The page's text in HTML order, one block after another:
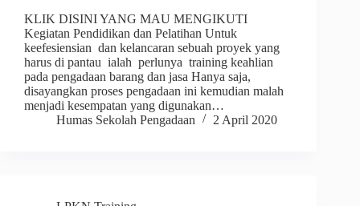
KLIK DISINI YANG MAU MENGIKUTI
Kegiatan Pendidikan dan Pelatihan Untuk
keefesiensian dan kelancaran sebuah proyek yang
harus di pantau ialah perlunya training keahlian
pada pengadaan barang dan jasa Hanya saja,
disayangkan proses pengadaan ini kemudian malah
menjadi kesempatan yang digunakan…
Humas Sekolah Pengadaan
2 April 2020